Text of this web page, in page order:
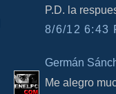
P.D. la
8/6/12 6:43
Germán
Me alegro